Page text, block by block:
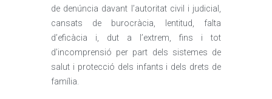
de denúncia davant l’autoritat civil i judicial,
cansats de burocràcia, lentitud, falta
d’eficàcia i, dut a l’extrem, fins i tot
d’incomprensió per part dels sistemes de
salut i protecció dels infants i dels drets de
família.